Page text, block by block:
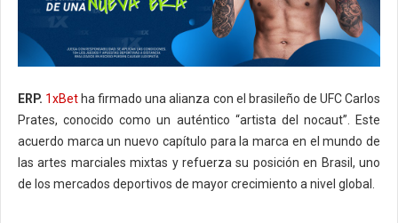
ERP. 1xBet ha firmado una alianza con el brasileño de UFC Carlos
Prates, conocido como un auténtico “artista del nocaut”. Este
acuerdo marca un nuevo capítulo para la marca en el mundo de
las artes marciales mixtas y refuerza su posición en Brasil, uno
de los mercados deportivos de mayor crecimiento a nivel global.